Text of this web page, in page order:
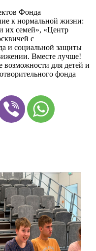
Фонда
к нормальной жизни:
их семей», «Центр
с
и социальной защиты
Вместе лучше!
для детей и
фонда